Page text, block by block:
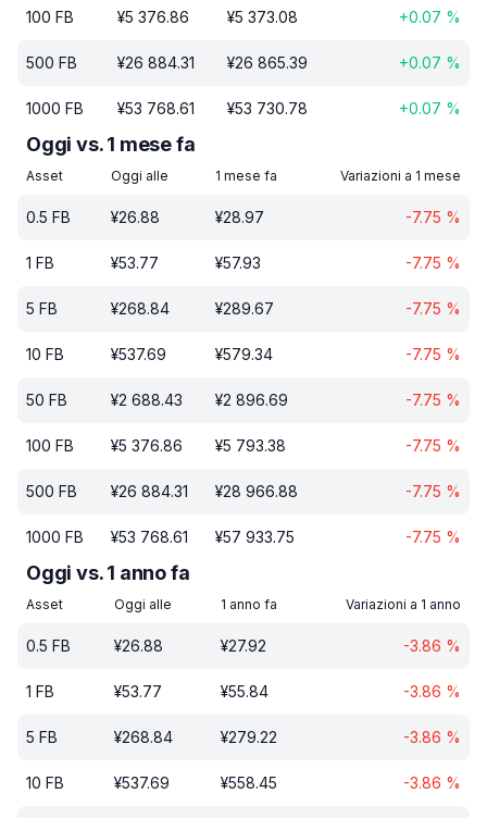
100 FB ¥5 376.86 ¥5 373.08 +0.07 %
500 FB ¥26 884.31 ¥26 865.39 +0.07 %
1000 FB ¥53 768.61 ¥53 730.78 +0.07 %
Oggi vs. 1 mese fa
Asset Oggi alle 1 mese fa Variazioni a 1 mese
0.5 FB ¥26.88 ¥28.97 -7.75 %
1 FB ¥53.77 ¥57.93 -7.75 %
5 FB ¥268.84 ¥289.67 -7.75 %
10 FB ¥537.69 ¥579.34 -7.75 %
50 FB ¥2 688.43 ¥2 896.69 -7.75 %
100 FB ¥5 376.86 ¥5 793.38 -7.75 %
500 FB ¥26 884.31 ¥28 966.88 -7.75 %
1000 FB ¥53 768.61 ¥57 933.75 -7.75 %
Oggi vs. 1 anno fa
Asset Oggi alle 1 anno fa Variazioni a 1 anno
0.5 FB ¥26.88 ¥27.92 -3.86 %
1 FB ¥53.77 ¥55.84 -3.86 %
5 FB ¥268.84 ¥279.22 -3.86 %
10 FB ¥537.69 ¥558.45 -3.86 %